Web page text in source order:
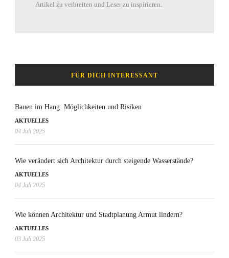
Artikel zu verbreiten und Leser zu inspirieren.
FÜR DICH INTERESSANT
Bauen im Hang: Möglichkeiten und Risiken
AKTUELLES
04 Juli 2025
Wie verändert sich Architektur durch steigende Wasserstände?
AKTUELLES
04 Juli 2025
Wie können Architektur und Stadtplanung Armut lindern?
AKTUELLES
03 Juli 2025